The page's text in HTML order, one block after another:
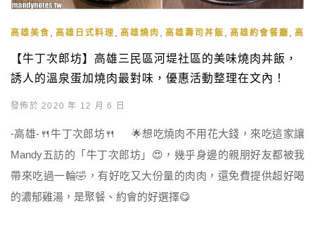
高雄美食 , 高雄日式料理 , 高雄燒肉 , 高雄壽司丼飯 , 高雄約會餐廳 , 高
【牛丁次郎坊】高雄三民區河堤社區的美味燒肉丼飯，
誘人的溫泉蛋加燒肉最對味，優惠活動整理在文內！
發佈於 2020 年 12 月 6 日
-高雄-🍴牛丁次郎坊🍴 🌟想吃燒肉不用花大錢，來吃這家讓
Mandy五訪的「牛丁次郎坊」😍，幾乎身邊的親朋好友都被我
帶來吃過一輪🤣，有好吃又大份量的肉肉，還免費提供超好喝
的濃郁雞湯，是聚餐、約會的好選擇😋